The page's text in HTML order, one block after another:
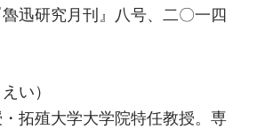
迅研究月刊』八号、二〇一四
い）
拓殖大学大学院特任教授。専